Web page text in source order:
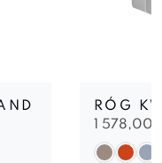
RÓG
1 578,00